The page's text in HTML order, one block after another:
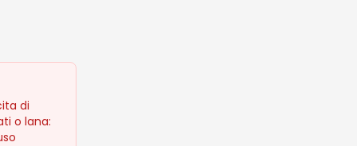
di
o lana: